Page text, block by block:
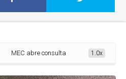
MEC abre consulta de vagas para Sisu
1.0x